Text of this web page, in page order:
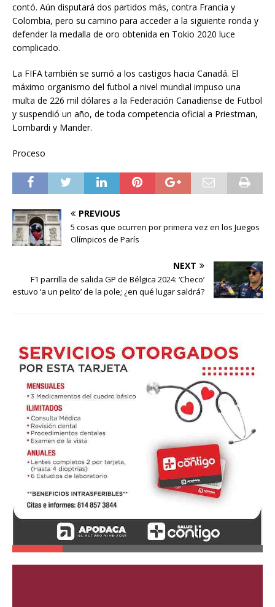
contó. Aún disputará dos partidos más, contra Francia y
Colombia, pero su camino para acceder a la siguiente ronda y
defender la medalla de oro obtenida en Tokio 2020 luce
complicado.
La FIFA también se sumó a los castigos hacia Canadá. El
máximo organismo del futbol a nivel mundial impuso una
multa de 226 mil dólares a la Federación Canadiense de Futbol
y suspendió un año, de toda competencia oficial a Priestman,
Lombardi y Mander.
Proceso
PREVIOUS
5 cosas que ocurren por primera vez en los Juegos
Olímpicos de París
NEXT
F1 parrilla de salida GP de Bélgica 2024: ‘Checo’
estuvo ‘a un pelito’ de la pole; ¿en qué lugar saldrá?